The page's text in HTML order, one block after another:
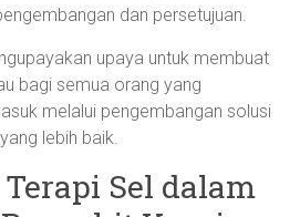
dan persetujuan.
upaya untuk membuat
bagi semua orang yang
melalui pengembangan solusi
lebih baik.
Sel dalam